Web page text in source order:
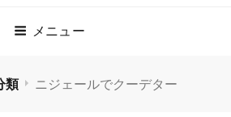
メニュー
類 ニジェールでクーデター